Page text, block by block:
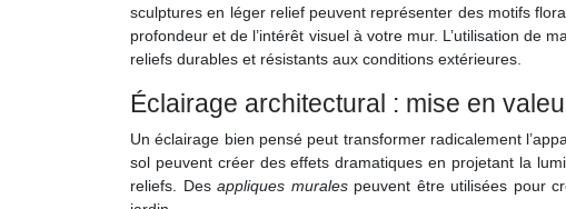
sculptures en léger relief peuvent représenter des motifs
profondeur et de l’intérêt visuel à votre mur. L’utilisation de
reliefs durables et résistants aux conditions extérieures.
Éclairage architectural : mise en
Un éclairage bien pensé peut transformer radicalement
sol peuvent créer des effets dramatiques en projetant la
reliefs. Des appliques murales peuvent être utilisées pour